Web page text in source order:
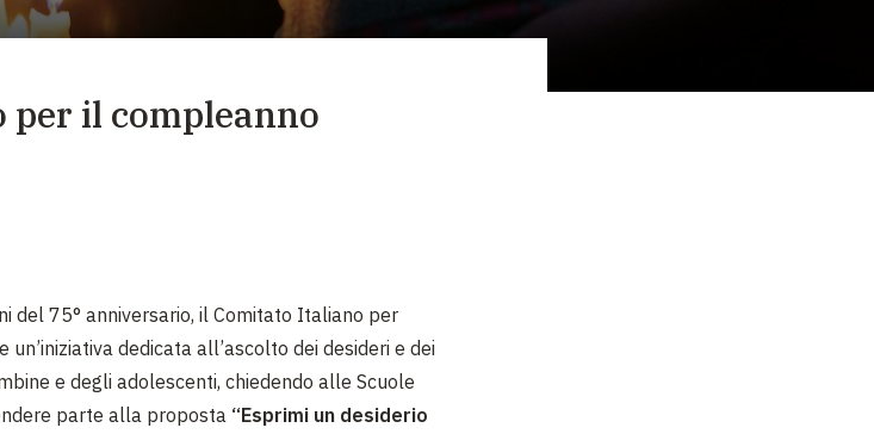
SCEGLI IL PIÙ
per il compleanno
del 75° anniversario, il Comitato Italiano per
un’iniziativa dedicata all’ascolto dei desideri e dei
e degli adolescenti, chiedendo alle Scuole
parte alla proposta “Esprimi un desiderio